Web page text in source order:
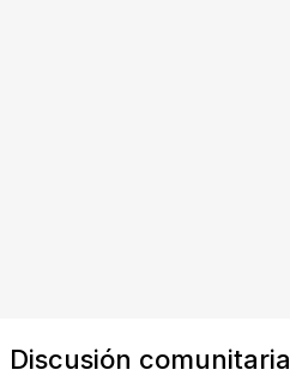
Discusión comunitaria